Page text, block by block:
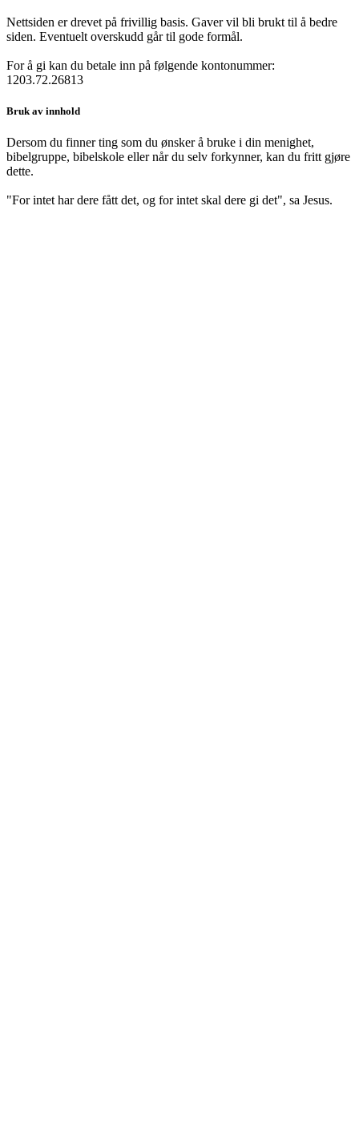
Nettsiden er drevet på frivillig basis. Gaver vil bli brukt til å bedre
siden. Eventuelt overskudd går til gode formål.
For å gi kan du betale inn på følgende kontonummer:
1203.72.26813
Bruk av innhold
Dersom du finner ting som du ønsker å bruke i din menighet,
bibelgruppe, bibelskole eller når du selv forkynner, kan du fritt gjøre
dette.
"For intet har dere fått det, og for intet skal dere gi det", sa Jesus.